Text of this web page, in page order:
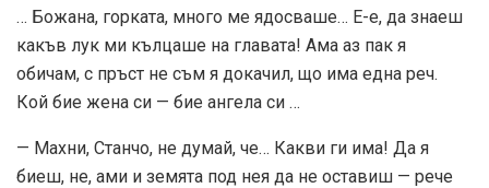
… Божана, горката, много ме ядосваше… Е-е, да знаеш
какъв лук ми кълцаше на главата! Ама аз пак я
обичам, с пръст не съм я докачил, що има една реч.
Кой бие жена си — бие ангела си …
— Махни, Станчо, не думай, че… Какви ги има! Да я
биеш, не, ами и земята под нея да не оставиш — рече